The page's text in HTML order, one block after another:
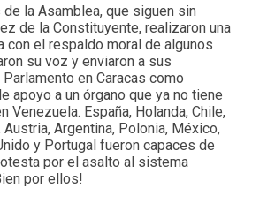
la Asamblea, que siguen sin
de la Constituyente, realizaron una
con el respaldo moral de algunos
su voz y enviaron a sus
en Caracas como
apoyo a un órgano que ya no tiene
Venezuela. España, Holanda, Chile,
Austria, Argentina, Polonia, México,
y Portugal fueron capaces de
por el asalto al sistema
por ellos!